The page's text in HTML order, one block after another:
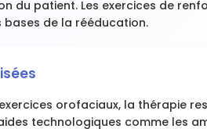
du patient. Les exercices de
de la rééducation.
orofaciaux, la thérapie
technologiques comme les